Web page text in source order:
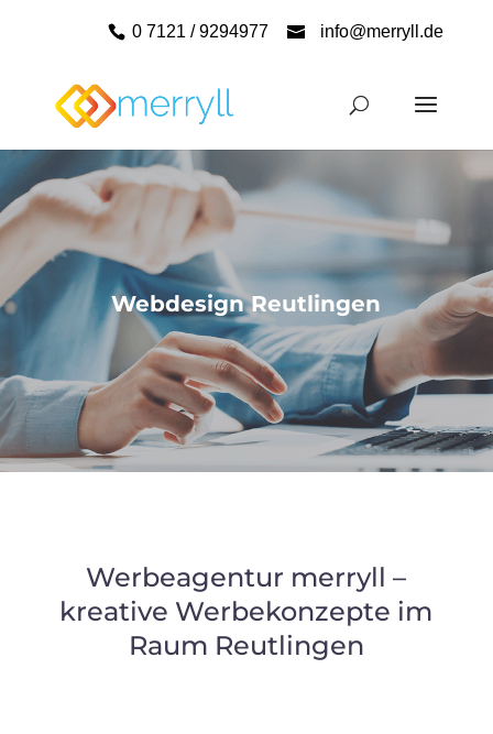
0 7121 / 9294977 info@merryll.de
Webdesign Reutlingen
Werbeagentur merryll –
kreative Werbekonzepte im
Raum Reutlingen